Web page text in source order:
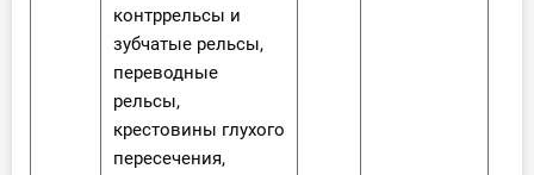
контррельсы и
зубчатые рельсы,
переводные
рельсы,
крестовины глухого
пересечения,